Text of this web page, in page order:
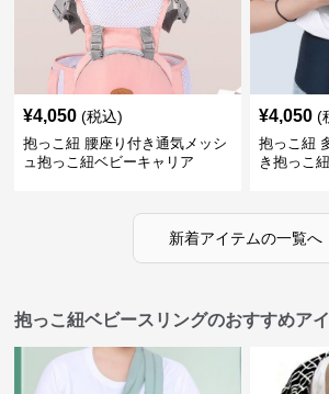
¥4,050 (税込)
抱っこ紐 腰座り付き通気メッシ
ュ抱っこ紐ベビーキャリア
¥4,050 (
抱っこ紐
き抱っこ
新着アイテムの一覧へ
抱っこ紐ベビースリングのおすすめア